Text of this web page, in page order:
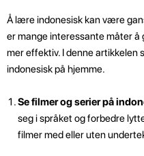
Å lære indonesisk kan være
er mange interessante måter å
mer effektiv. I denne artikkelen
indonesisk på hjemme.
Se filmer og serier på
seg i språket og forbedre
filmer med eller uten